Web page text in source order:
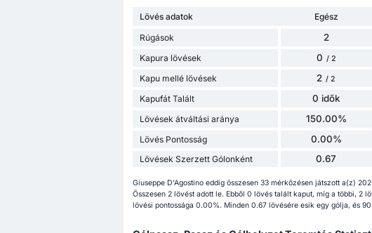
Lövés adatok Egész
Rúgások
2
Kapura lövések 0 / 2
Kapu mellé lövések 2 / 2
Kapufát Talált 0 idők
Lövések átváltási aránya 150.00%
Lövés Pontosság 0.00%
Lövések Szerzett Gólonként 0.67
Giuseppe D'Agostino eddig összesen 33 mérkőzésen játszott a(z)
Összesen 2 lövést adott le. Ebből 0 lövés talált kaput, míg a többi, 2
lövési pontossága 0.00%. Minden 0.67 lövésére esik egy gólja, és